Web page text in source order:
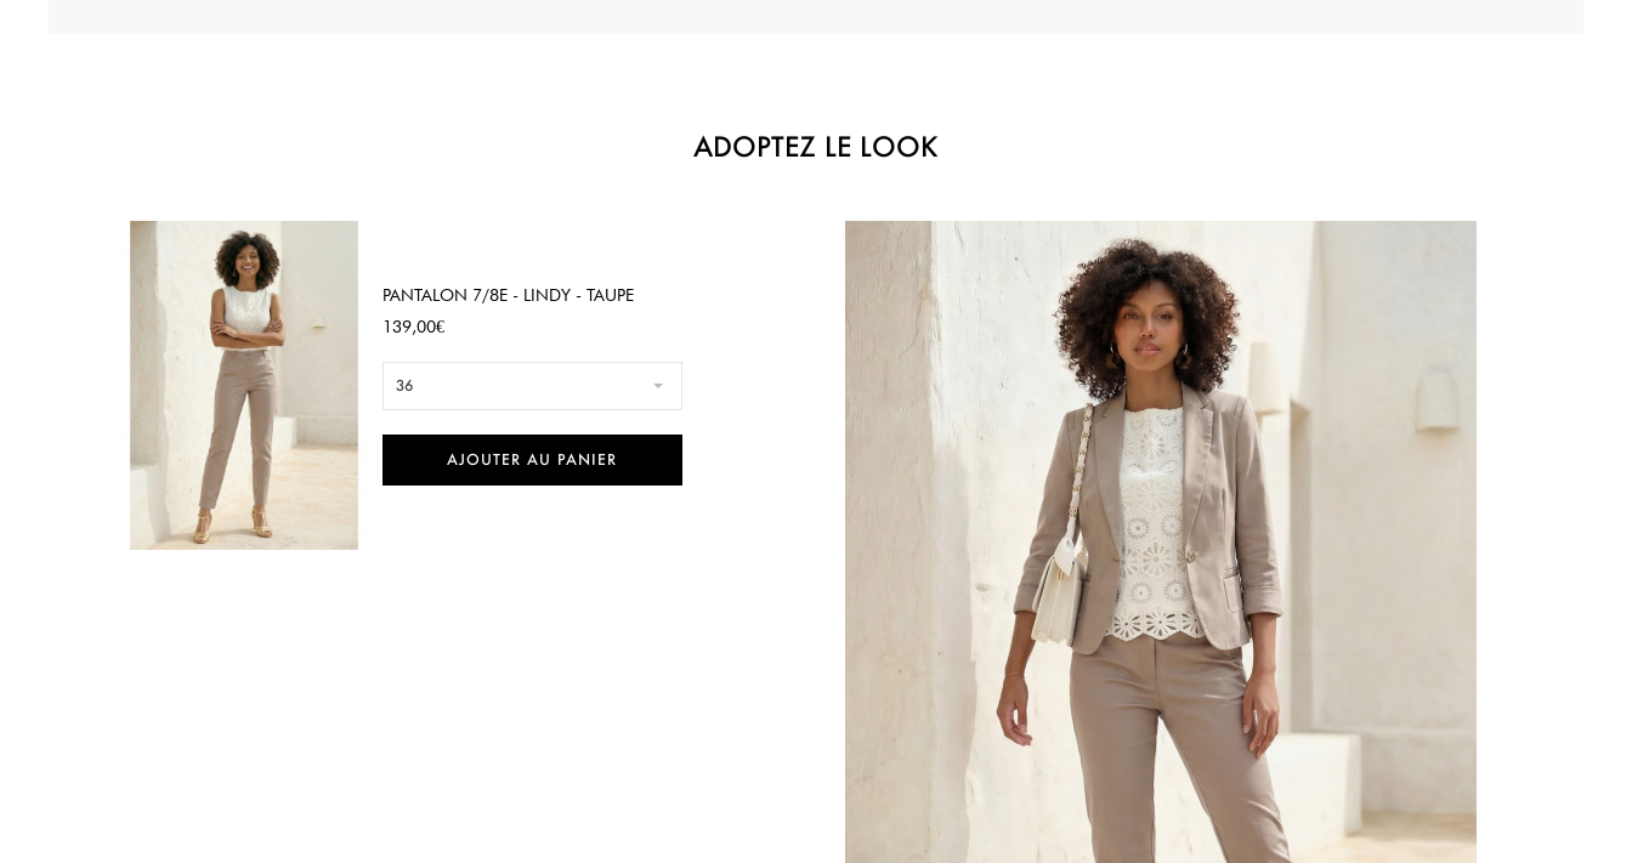
ADOPTEZ LE LOOK
PANTALON 7/8E - LINDY - TAUPE
Prix
139,00€
36
AJOUTER AU PANIER